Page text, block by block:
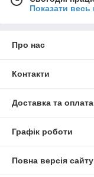
Показати весь
Про нас
Контакти
Доставка та оплата
Графік роботи
Повна версія сайту